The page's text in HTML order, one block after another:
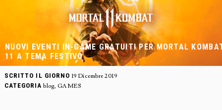
NUOVI EVENTI IN-GAME GRATUITI PER MORTAL
11 A TEMA FESTIVO
SCRITTO IL GIORNO 19 Dicembre 2019
CATEGORIA blog, GAMES